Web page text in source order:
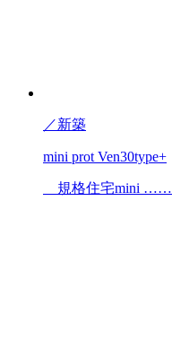
／新築
mini prot Ven30type+
規格住宅mini ……